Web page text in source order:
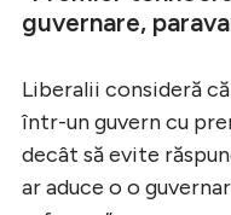
guvernare,
Liberalii consideră
într-un guvern cu
decât să evite
ar aduce o o